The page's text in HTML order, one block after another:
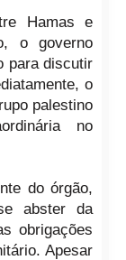
Hamas e
o governo
para discutir
o
palestino
no
do órgão,
abster da
obrigações
Apesar